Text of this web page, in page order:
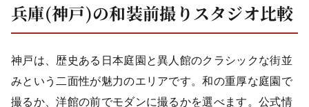
兵庫(神戸)の和装前撮りスタジオ比較
神戸は、歴史ある日本庭園と異人館のクラシックな街並
みという二面性が魅力のエリアです。和の重厚な庭園で
撮るか、洋館の前でモダンに撮るかを選べます。公式情